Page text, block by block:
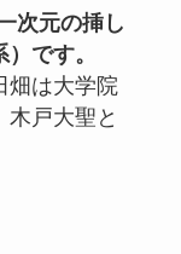
次元の挿し
です。
畑は大学院
戸大聖と